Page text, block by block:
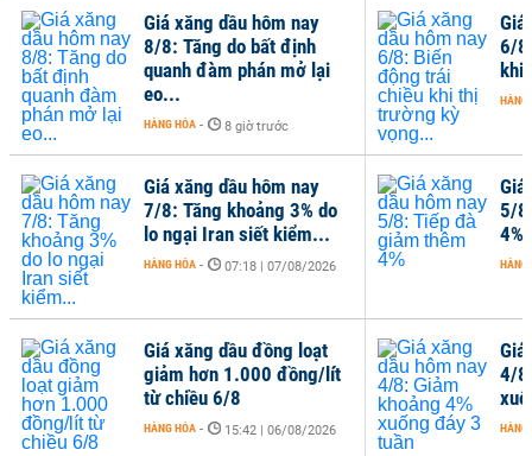
Giá xăng dầu hôm nay
8/8: Tăng do bất định
quanh đàm phán mở lại
eo...
HÀNG HÓA - 8 giờ trước
Giá xăng dầu hôm nay
7/8: Tăng khoảng 3% do
lo ngại Iran siết kiểm...
HÀNG HÓA - 07:18 | 07/08/2026
Giá xăng dầu đồng loạt
giảm hơn 1.000 đồng/lít
từ chiều 6/8
HÀNG HÓA - 15:42 | 06/08/2026
Giá
6/
khi
HÀNG
Giá
5/
4%
HÀNG
Giá
4/
HÀNG